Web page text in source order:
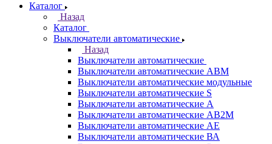
Каталог
Назад
Каталог
Выключатели автоматические
Назад
Выключатели автоматические
Выключатели автоматические АВМ
Выключатели автоматические модульные
Выключатели автоматические S
Выключатели автоматические А
Выключатели автоматические АВ2М
Выключатели автоматические АЕ
Выключатели автоматические ВА